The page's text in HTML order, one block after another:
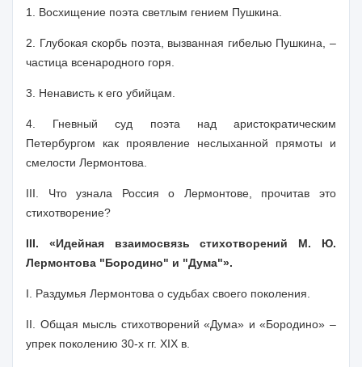
1. Восхищение поэта светлым гением Пушкина.
2. Глубокая скорбь поэта, вызванная гибелью Пушкина, –
частица всенародного горя.
3. Ненависть к его убийцам.
4. Гневный суд поэта над аристократическим
Петербургом как проявление неслыханной прямоты и
смелости Лермонтова.
III. Что узнала Россия о Лермонтове, прочитав это
стихотворение?
III. «Идейная взаимосвязь стихотворений М. Ю.
Лермонтова "Бородино" и "Дума"».
I. Раздумья Лермонтова о судьбах своего поколения.
II. Общая мысль стихотворений «Дума» и «Бородино» –
упрек поколению 30-х гг. XIX в.